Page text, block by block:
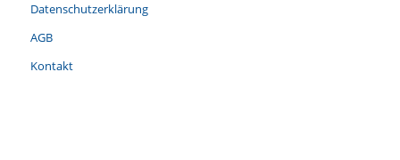
Datenschutzerklärung
AGB
Kontakt